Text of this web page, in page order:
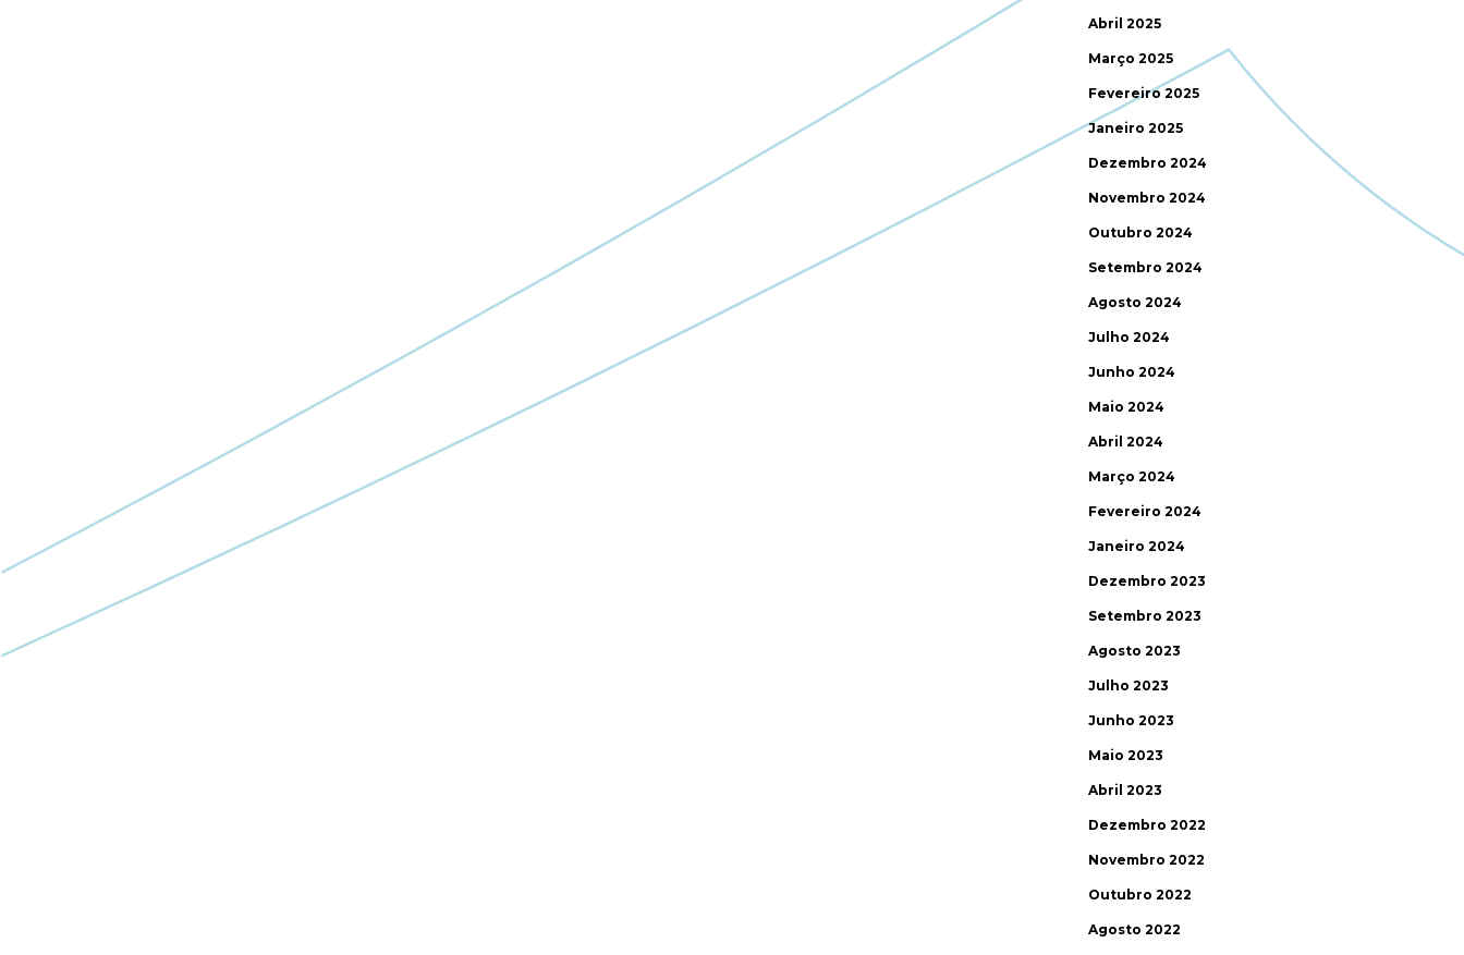
Abril 2025
Março 2025
Fevereiro 2025
Janeiro 2025
Dezembro 2024
Novembro 2024
Outubro 2024
Setembro 2024
Agosto 2024
Julho 2024
Junho 2024
Maio 2024
Abril 2024
Março 2024
Fevereiro 2024
Janeiro 2024
Dezembro 2023
Setembro 2023
Agosto 2023
Julho 2023
Junho 2023
Maio 2023
Abril 2023
Dezembro 2022
Novembro 2022
Outubro 2022
Agosto 2022